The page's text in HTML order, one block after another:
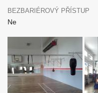
BEZBARIÉROVÝ PŘÍSTUP
Ne